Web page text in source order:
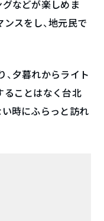
などが楽しめま
スをし、地元民で
夕暮れからライト
ることはなく台北
時にふらっと訪れ